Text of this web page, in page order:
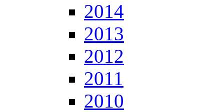
2014
2013
2012
2011
2010